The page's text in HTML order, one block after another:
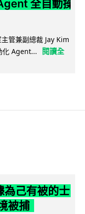
全自動操
管兼副總裁 Jay Kim
化 Agent...
閱讀全
為己有被的士
被捕